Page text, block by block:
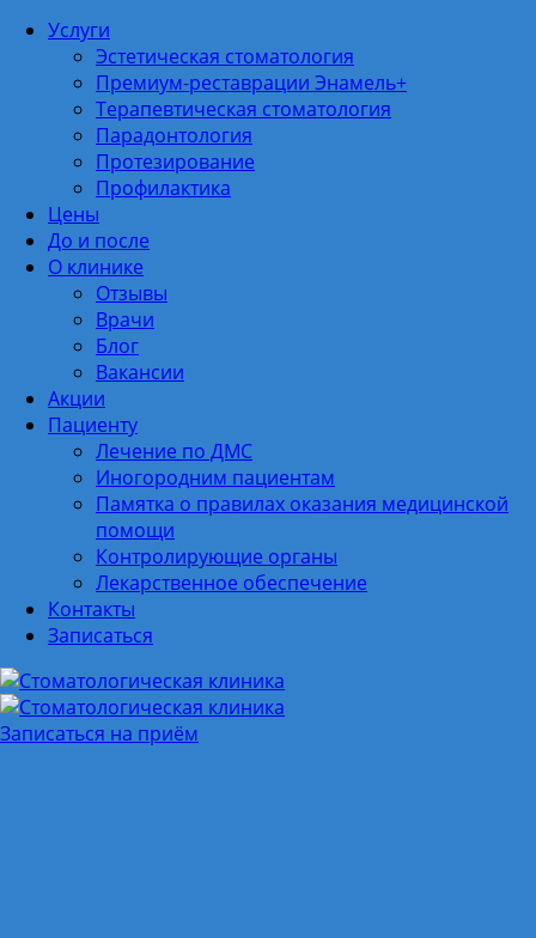
Услуги
Эстетическая стоматология
Премиум-реставрации Энамель+
Терапевтическая стоматология
Парадонтология
Протезирование
Профилактика
Цены
До и после
О клинике
Отзывы
Врачи
Блог
Вакансии
Акции
Пациенту
Лечение по ДМС
Иногородним пациентам
Памятка о правилах оказания медицинской
помощи
Контролирующие органы
Лекарственное обеспечение
Контакты
Записаться
Записаться на приём